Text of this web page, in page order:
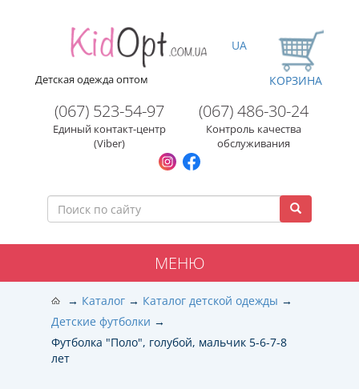
Детская одежда оптом
(067) 523-54-97
Единый контакт-центр
(Viber)
(067) 486-30-24
Контроль качества
обслуживания
UA
КОРЗИНА
МЕНЮ
Каталог
Каталог детской одежды
Детские футболки
Футболка "Поло", голубой, мальчик 5-6-7-8
лет